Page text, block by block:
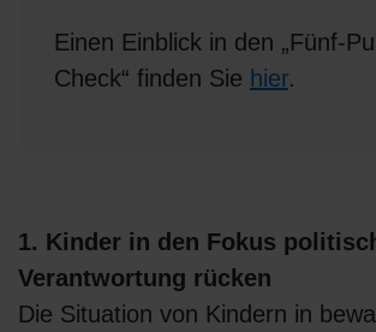
Einen Einblick in den „Fünf-
Check“ finden Sie hier.
1. Kinder in den Fokus
Verantwortung rücken
Die Situation von Kindern in